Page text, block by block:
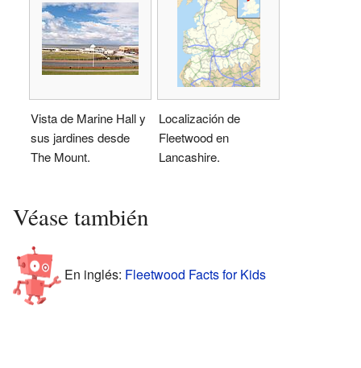
Vista de Marine Hall y
sus jardines desde
The Mount.
Localización de
Fleetwood en
Lancashire.
Véase también
En inglés: Fleetwood Facts for Kids